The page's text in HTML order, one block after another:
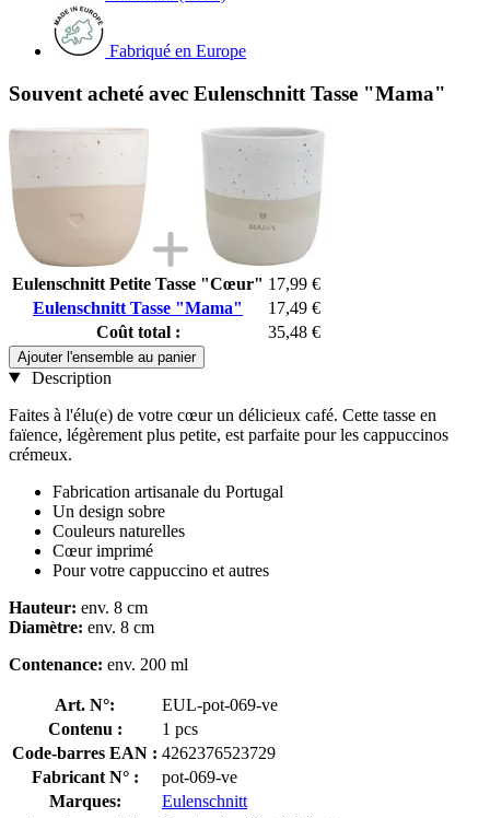
Fabriqué en Europe
Souvent acheté avec Eulenschnitt Tasse "Mama"
Eulenschnitt Petite Tasse "Cœur" 17,99 €
Eulenschnitt Tasse "Mama"
17,49 €
Coût total :
35,48 €
Ajouter l'ensemble au panier
Description
Faites à l'élu(e) de votre cœur un délicieux café. Cette tasse en
faïence, légèrement plus petite, est parfaite pour les cappuccinos
crémeux.
Fabrication artisanale du Portugal
Un design sobre
Couleurs naturelles
Cœur imprimé
Pour votre cappuccino et autres
Hauteur: env. 8 cm
Diamètre: env. 8 cm
Contenance: env. 200 ml
Art. N°:
EUL-pot-069-ve
Contenu :
1 pcs
Code-barres EAN : 4262376523729
Fabricant N° :
pot-069-ve
Marques:
Eulenschnitt